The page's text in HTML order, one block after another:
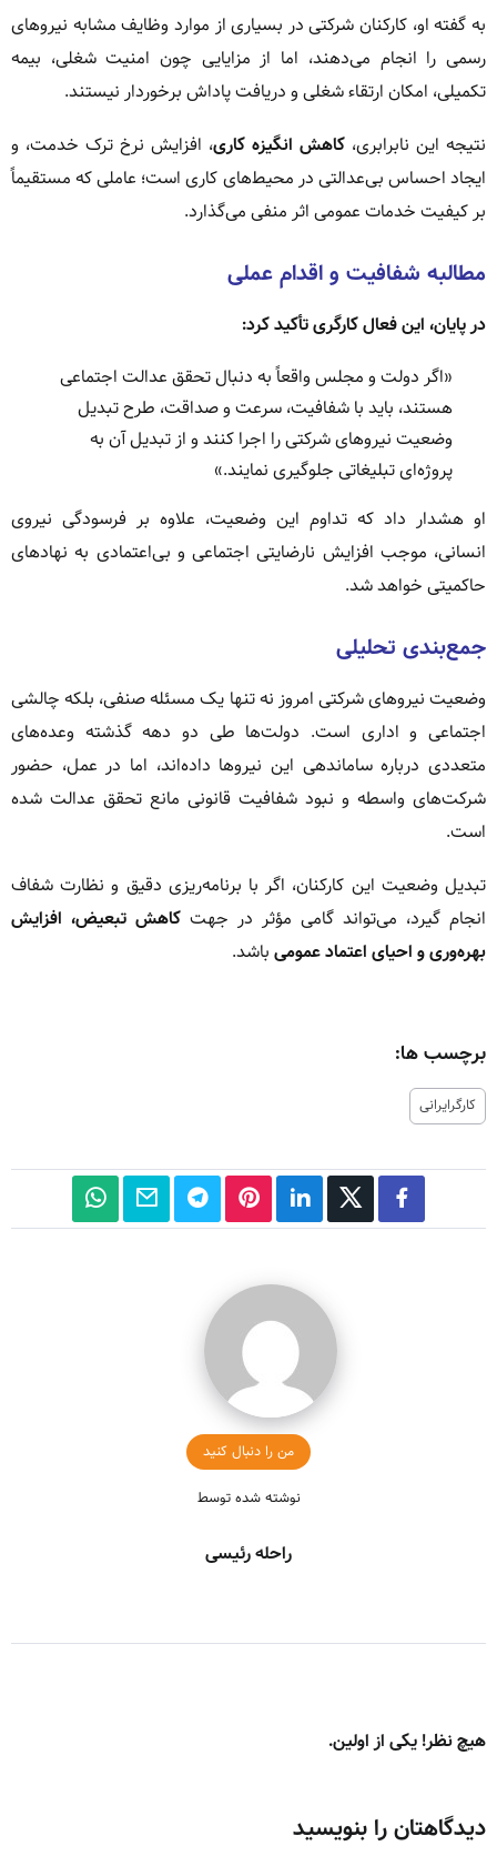
به گفته او، کارکنان شرکتی در بسیاری از موارد وظایف مشابه نیروهای
رسمی را انجام می‌دهند، اما از مزایایی چون امنیت شغلی، بیمه
تکمیلی، امکان ارتقاء شغلی و دریافت پاداش برخوردار نیستند.
نتیجه این نابرابری، کاهش انگیزه کاری، افزایش نرخ ترک خدمت، و
ایجاد احساس بی‌عدالتی در محیط‌های کاری است؛ عاملی که مستقیماً
بر کیفیت خدمات عمومی اثر منفی می‌گذارد.
مطالبه شفافیت و اقدام عملی
در پایان، این فعال کارگری تأکید کرد:
«اگر دولت و مجلس واقعاً به دنبال تحقق عدالت اجتماعی
هستند، باید با شفافیت، سرعت و صداقت، طرح تبدیل
وضعیت نیروهای شرکتی را اجرا کنند و از تبدیل آن به
پروژه‌ای تبلیغاتی جلوگیری نمایند.»
او هشدار داد که تداوم این وضعیت، علاوه بر فرسودگی نیروی
انسانی، موجب افزایش نارضایتی اجتماعی و بی‌اعتمادی به نهادهای
حاکمیتی خواهد شد.
جمع‌بندی تحلیلی
وضعیت نیروهای شرکتی امروز نه تنها یک مسئله صنفی، بلکه چالشی
اجتماعی و اداری است. دولت‌ها طی دو دهه گذشته وعده‌های
متعددی درباره ساماندهی این نیروها داده‌اند، اما در عمل، حضور
شرکت‌های واسطه و نبود شفافیت قانونی مانع تحقق عدالت شده
است.
تبدیل وضعیت این کارکنان، اگر با برنامه‌ریزی دقیق و نظارت شفاف
انجام گیرد، می‌تواند گامی مؤثر در جهت کاهش تبعیض، افزایش
بهره‌وری و احیای اعتماد عمومی باشد.
برچسب ها:
کارگرایرانی
من را دنبال کنید
نوشته شده توسط
راحله رئیسی
هیچ نظر! یکی از اولین.
دیدگاهتان را بنویسید